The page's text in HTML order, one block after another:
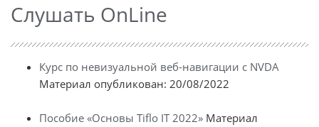
Слушать OnLine
Курс по невизуальной веб-навигации с NVDA
Материал опубликован: 20/08/2022
Пособие «Основы Tiflo IT 2022» Материал